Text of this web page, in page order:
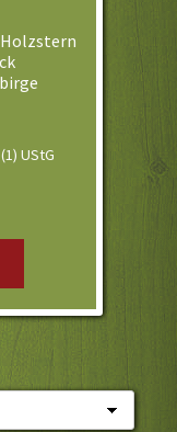
Holzstern
UStG